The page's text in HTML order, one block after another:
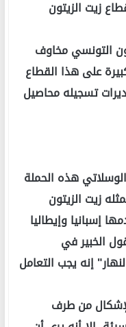
زيت الزيتون
التونسي مخاوف
على هذا القطاع
تسجيله محاصيل
هذه الحملة
زيت الزيتون
إسبانيا وإيطاليا
الخبير في
إنه يجب التعامل
من طرف